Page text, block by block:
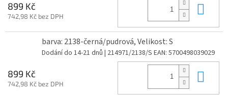
899 Kč
742,98 Kč bez DPH
barva: 2138-černá/pudrová, Velikost: S
Dodání do 14-21 dnů | 214971/2138/S EAN: 5700498039029
899 Kč
742,98 Kč bez DPH